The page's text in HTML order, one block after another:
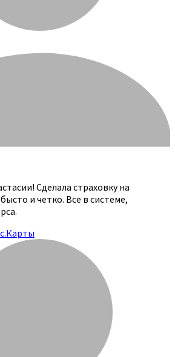
Сделала страховку на
и четко. Все в системе,